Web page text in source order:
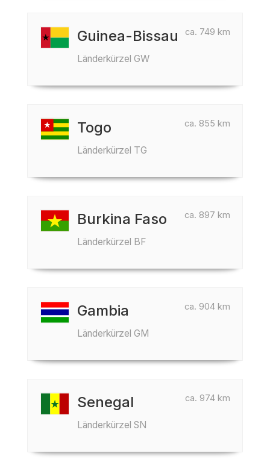
ca. 749 km
Guinea-Bissau
Länderkürzel GW
ca. 855 km
Togo
Länderkürzel TG
ca. 897 km
Burkina Faso
Länderkürzel BF
ca. 904 km
Gambia
Länderkürzel GM
ca. 974 km
Senegal
Länderkürzel SN